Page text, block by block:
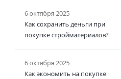
6 октября 2025
Как сохранить деньги при
покупке стройматериалов?
6 октября 2025
Как экономить на покупке